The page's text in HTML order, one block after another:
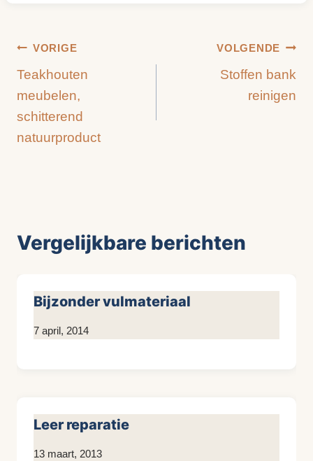
Bericht
navigatie
VORIGE
Teakhouten
meubelen,
schitterend
natuurproduct
VOLGENDE
Stoffen bank
reinigen
Vergelijkbare berichten
Bijzonder vulmateriaal
Door
7 april, 2014
Leer reparatie
Door
13 maart, 2013